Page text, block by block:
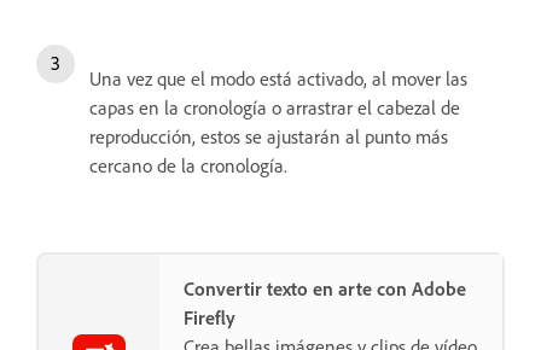
Una vez que el modo está activado, al mover las
capas en la cronología o arrastrar el cabezal de
reproducción, estos se ajustarán al punto más
cercano de la cronología.
Convertir texto en arte con Adobe
Firefly